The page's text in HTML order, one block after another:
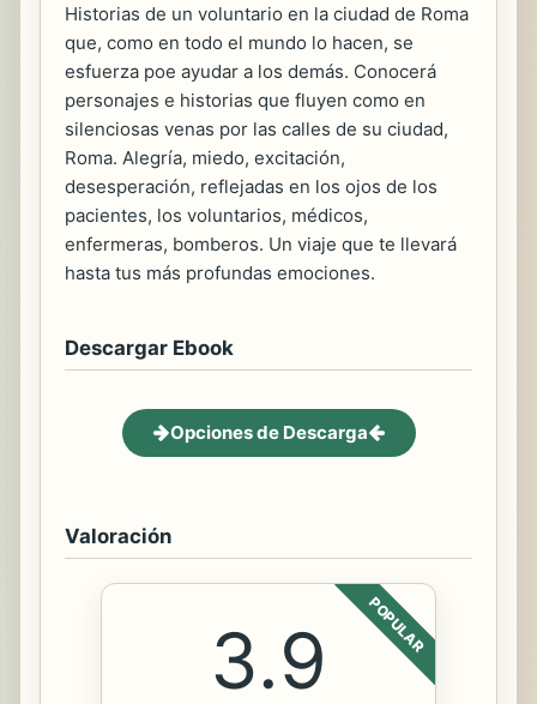
Historias de un voluntario en la ciudad de Roma
que, como en todo el mundo lo hacen, se
esfuerza poe ayudar a los demás. Conocerá
personajes e historias que fluyen como en
silenciosas venas por las calles de su ciudad,
Roma. Alegría, miedo, excitación,
desesperación, reflejadas en los ojos de los
pacientes, los voluntarios, médicos,
enfermeras, bomberos. Un viaje que te llevará
hasta tus más profundas emociones.
Descargar Ebook
Opciones de Descarga
Valoración
POPULAR
3.9